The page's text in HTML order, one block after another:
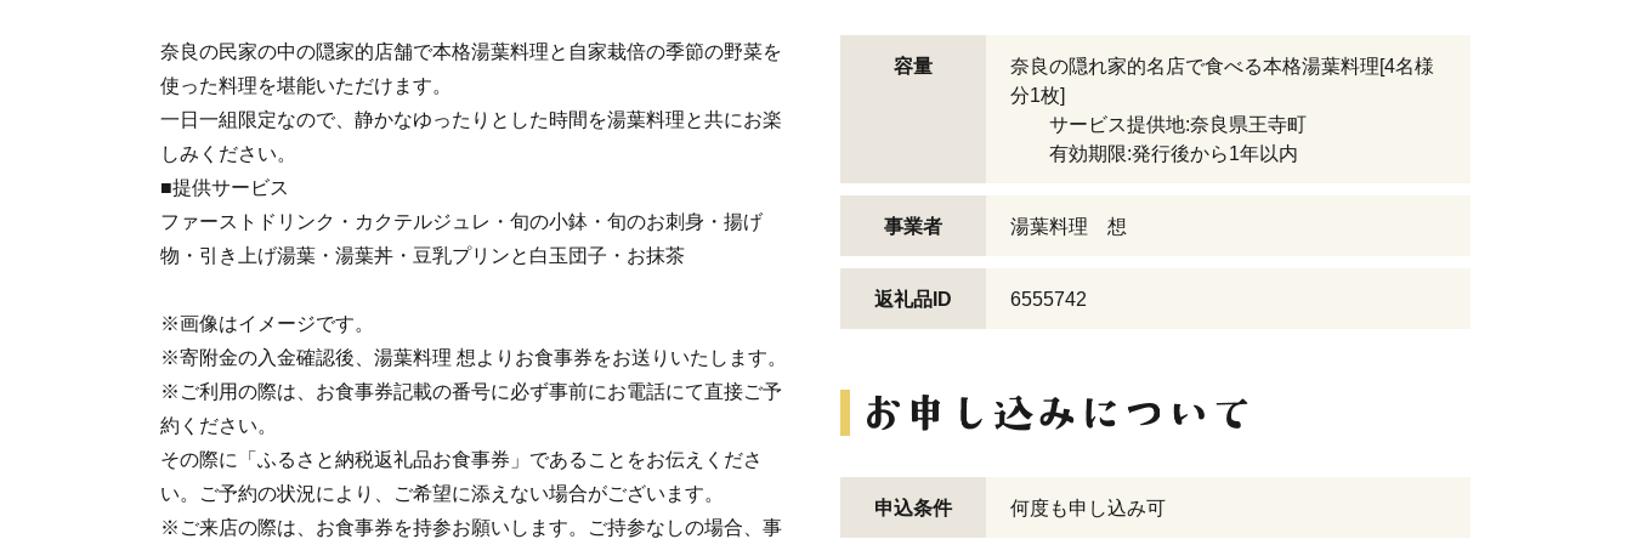
奈良の民家の中の隠家的店舗で本格湯葉料理と自家栽倍の季節の野菜を
使った料理を堪能いただけます。
一日一組限定なので、静かなゆったりとした時間を湯葉料理と共にお楽
しみください。
■提供サービス
ファーストドリンク・カクテルジュレ・旬の小鉢・旬のお刺身・揚げ
物・引き上げ湯葉・湯葉丼・豆乳プリンと白玉団子・お抹茶
※画像はイメージです。
※寄附金の入金確認後、湯葉料理 想よりお食事券をお送りいたします。
※ご利用の際は、お食事券記載の番号に必ず事前にお電話にて直接ご予
約ください。
その際に「ふるさと納税返礼品お食事券」であることをお伝えくださ
い。ご予約の状況により、ご希望に添えない場合がございます。
※ご来店の際は、お食事券を持参お願いします。ご持参なしの場合、事
容量
奈良の隠れ家的名店で食べる本格湯葉料理[4名様
分1枚]
サービス提供地:奈良県王寺町
有効期限:発行後から1年以内
事業者 湯葉料理 想
返礼品ID 6555742
申込条件 何度も申し込み可